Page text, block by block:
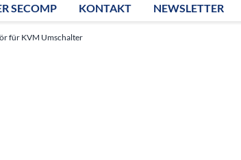
SECOMP KONTAKT NEWSLETTER
für KVM Umschalter